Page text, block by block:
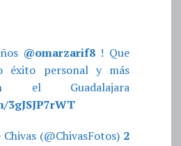
@omarzarif8! Que
éxito personal y más
el Guadalajara
3gJSJP7rWT
(@ChivasFotos) 2